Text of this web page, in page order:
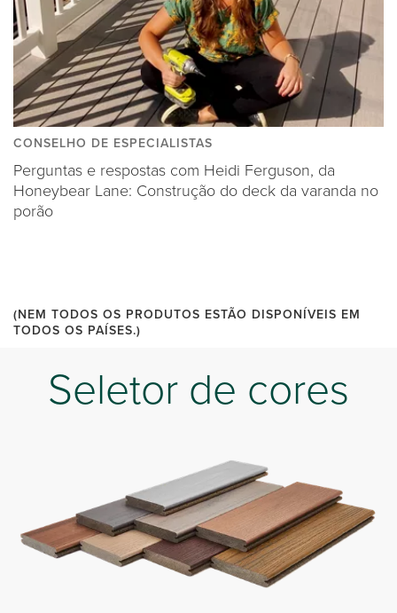
CONSELHO DE ESPECIALISTAS
Perguntas e respostas com Heidi Ferguson, da
Honeybear Lane: Construção do deck da varanda no
porão
(NEM TODOS OS PRODUTOS ESTÃO DISPONÍVEIS EM
TODOS OS PAÍSES.)
Seletor de cores